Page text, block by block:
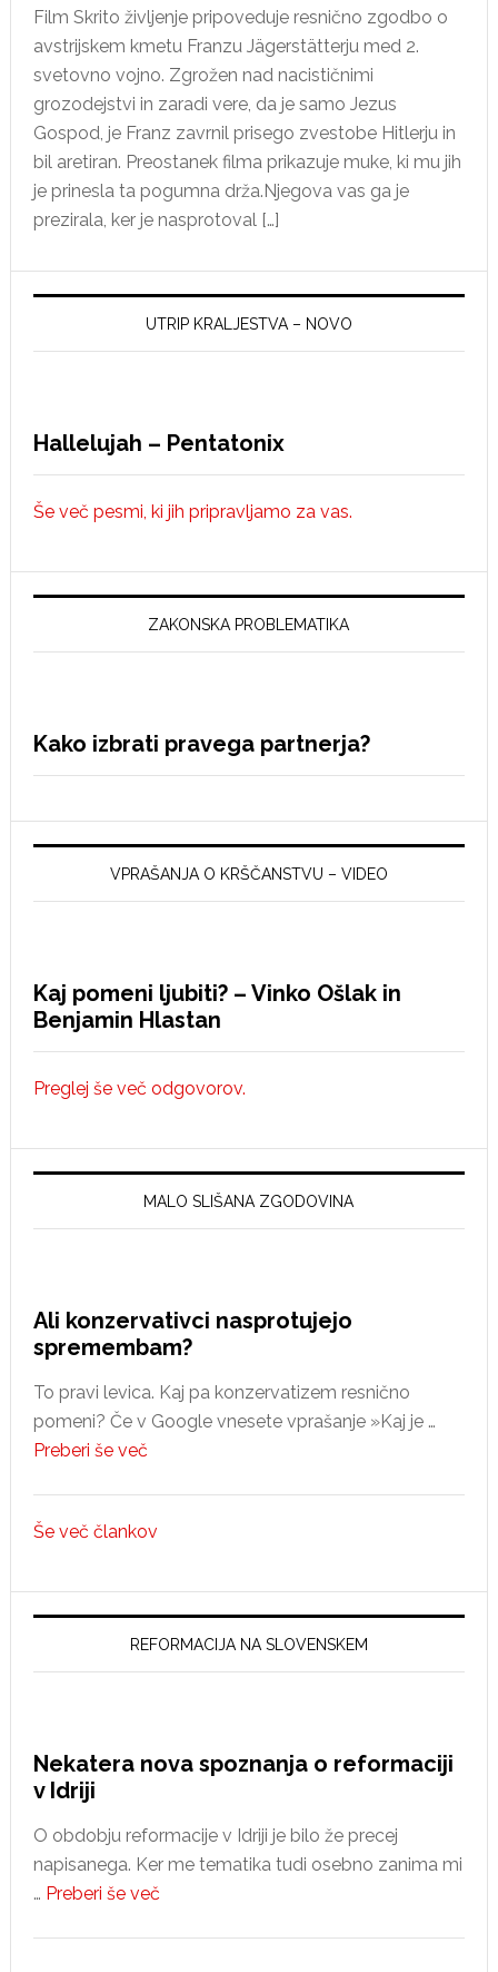
Film Skrito življenje pripoveduje resnično zgodbo o
avstrijskem kmetu Franzu Jägerstätterju med 2.
svetovno vojno. Zgrožen nad nacističnimi
grozodejstvi in ​​zaradi vere, da je samo Jezus
Gospod, je Franz zavrnil prisego zvestobe Hitlerju in
bil aretiran. Preostanek filma prikazuje muke, ki mu jih
je prinesla ta pogumna drža.Njegova vas ga je
prezirala, ker je nasprotoval […]
UTRIP KRALJESTVA – NOVO
Hallelujah – Pentatonix
Še več pesmi, ki jih pripravljamo za vas.
ZAKONSKA PROBLEMATIKA
Kako izbrati pravega partnerja?
VPRAŠANJA O KRŠČANSTVU – VIDEO
Kaj pomeni ljubiti? – Vinko Ošlak in
Benjamin Hlastan
Preglej še več odgovorov.
MALO SLIŠANA ZGODOVINA
Ali konzervativci nasprotujejo
spremembam?
To pravi levica. Kaj pa konzervatizem resnično
pomeni? Če v Google vnesete vprašanje »Kaj je …
Preberi še večabout
nasprotujejo
Še več člankov
REFORMACIJA NA SLOVENSKEM
Nekatera nova spoznanja o reformaciji
v Idriji
O obdobju reformacije v Idriji je bilo že precej
napisanega. Ker me tematika tudi osebno zanima mi
… Preberi še večabout